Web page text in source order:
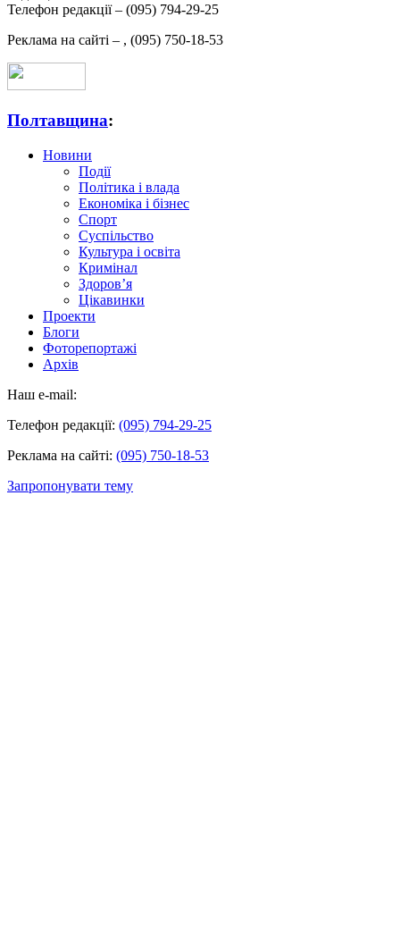
Телефон редакції – (095) 794-29-25
Реклама на сайті – , (095) 750-18-53
Полтавщина:
Новини
Події
Політика і влада
Економіка і бізнес
Спорт
Суспільство
Культура і освіта
Кримінал
Здоров’я
Цікавинки
Проекти
Блоги
Фоторепортажі
Архів
Наш e-mail:
Телефон редакції: (095) 794-29-25
Реклама на сайті: (095) 750-18-53
Запропонувати тему